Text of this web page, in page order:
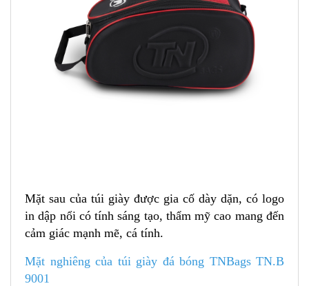
Mặt sau của túi giày được gia cố dày dặn, có logo
in dập nổi có tính sáng tạo, thẩm mỹ cao mang đến
cảm giác mạnh mẽ, cá tính.
Mặt nghiêng của túi giày đá bóng TNBags TN.B
9001